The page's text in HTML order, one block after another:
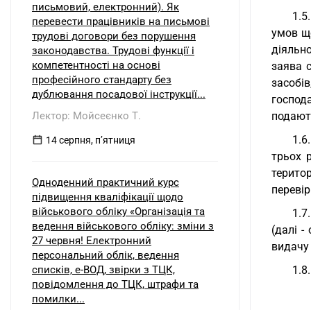
умов
заява
трьох
(далі -
видачу
письмовий, електронний). Як
перевести працівників на письмові
трудові договори без порушення
законодавства. Трудові функції і
компетентності на основі
професійного стандарту без
дублювання посадової інструкції...
Лектор: Мойсеєнко Т.
14 серпня, пʼятниця
Одноденний практичний курс
підвищення кваліфікації щодо
військового обліку «Організація та
ведення військового обліку: зміни з
27 червня! Електронний
персональний облік, ведення
списків, е-ВОД, звірки з ТЦК,
повідомлення до ТЦК, штрафи та
помилки...